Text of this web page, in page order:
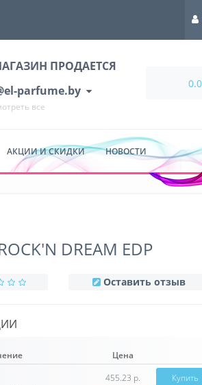
ПРОДАЕТСЯ
parfume.by
все
АКЦИИ И СКИДКИ НОВОСТИ
DREAM EDP
Оставить отзыв
Цена
455.23 р. Купить